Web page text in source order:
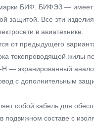
марки БИФ. БИФЭЗ — имеет
защитой. Все эти
в авиатехнике.
от предыдущего
токопроводящей жилы
— экранированный
с дополнительным
собой кабель для
подвижном составе с